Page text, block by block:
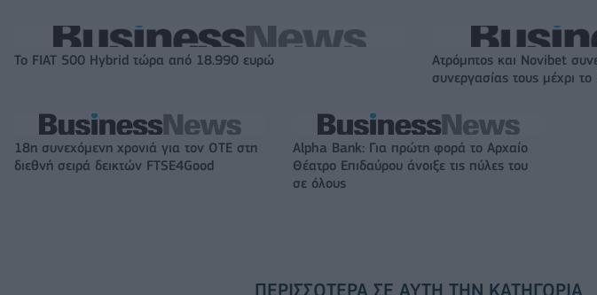
Το FIAT 500 Hybrid τώρα από 18.990 ευρώ
Ατρόμητος και Novibet
συνεργασίας τους μέχρι
18η συνεχόμενη χρονιά για τον ΟΤΕ στη
διεθνή σειρά δεικτών FTSE4Good
Alpha Bank: Για πρώτη φορά το Αρχαίο
Θέατρο Επιδαύρου άνοιξε τις πύλες του
σε όλους
ΠΕΡΙΣΣΌΤΕΡΑ ΣΕ ΑΥΤΉ ΤΗΝ ΚΑΤΗΓΟΡΊΑ